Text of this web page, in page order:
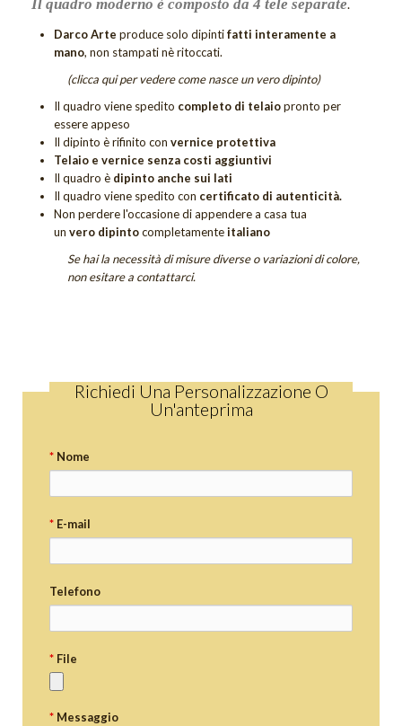
Quadri Sogno
Quadri Unici
Tutti i quadri figurativi
QUADRI UNICI
DIPINTI SACRI
DIPINTI DI FIORI
Quadri Calle
Quadri Tulipani
Il quadro moderno è composto da 4 tele separate.
Darco Arte produce solo dipintifatti interamente a
mano, non stampati nè ritoccati.
(clicca qui per vedere come nasce un vero dipinto)
Il quadro viene spedito completo di telaiopronto per
essere appeso
Il dipinto è rifinito con vernice protettiva
Telaio e vernice senza costi aggiuntivi
Il quadro è dipinto anche sui lati
Il quadro viene spedito con certificato di autenticità.
Non perderel'occasione di appendere a casa tua
un vero dipintocompletamenteitaliano
Se hai la necessità di misure diverse o variazioni di colore,
non esitare a contattarci.
Richiedi Una Personalizzazione O
Un'anteprima
* Nome
* E-mail
Telefono
* File
* Messaggio